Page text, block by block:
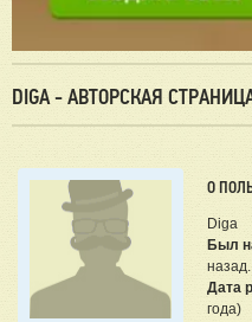
DIGA - АВТОРСКАЯ
О
Diga
Был
назад.
Дата
года)